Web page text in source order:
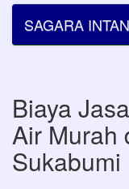
SAGARA INTAN
Biaya
Air Murah
Sukabumi